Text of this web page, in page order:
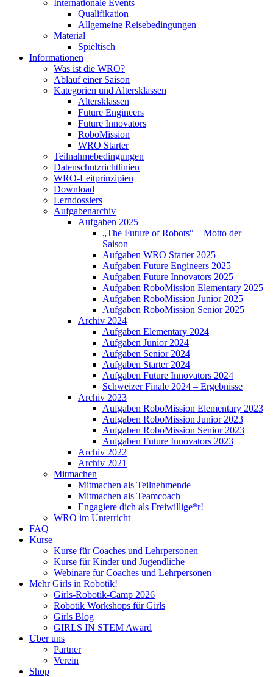
Internationale Events
Qualifikation
Allgemeine Reisebedingungen
Material
Spieltisch
Informationen
Was ist die WRO?
Ablauf einer Saison
Kategorien und Altersklassen
Altersklassen
Future Engineers
Future Innovators
RoboMission
WRO Starter
Teilnahmebedingungen
Datenschutzrichtlinien
WRO-Leitprinzipien
Download
Lerndossiers
Aufgabenarchiv
Aufgaben 2025
„The Future of Robots“ – Motto der
Saison
Aufgaben WRO Starter 2025
Aufgaben Future Engineers 2025
Aufgaben Future Innovators 2025
Aufgaben RoboMission Elementary 2025
Aufgaben RoboMission Junior 2025
Aufgaben RoboMission Senior 2025
Archiv 2024
Aufgaben Elementary 2024
Aufgaben Junior 2024
Aufgaben Senior 2024
Aufgaben Starter 2024
Aufgaben Future Innovators 2024
Schweizer Finale 2024 – Ergebnisse
Archiv 2023
Aufgaben RoboMission Elementary 2023
Aufgaben RoboMission Junior 2023
Aufgaben RoboMission Senior 2023
Aufgaben Future Innovators 2023
Archiv 2022
Archiv 2021
Mitmachen
Mitmachen als Teilnehmende
Mitmachen als Teamcoach
Engagiere dich als Freiwillige*r!
WRO im Unterricht
FAQ
Kurse
Kurse für Coaches und Lehrpersonen
Kurse für Kinder und Jugendliche
Webinare für Coaches und Lehrpersonen
Mehr Girls in Robotik!
Girls-Robotik-Camp 2026
Robotik Workshops für Girls
Girls Blog
GIRLS IN STEM Award
Über uns
Partner
Verein
Shop